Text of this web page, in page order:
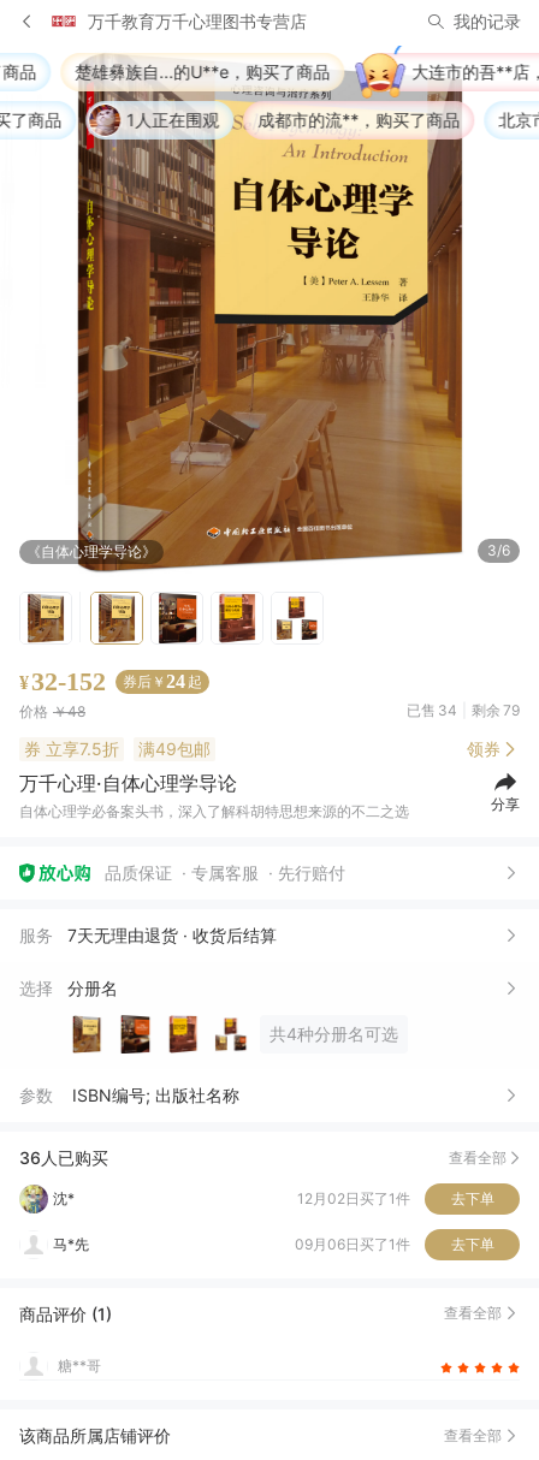
万千教育万千心理图书专营店 我的记录
在围观
...的U**e，购买了商品 大连市的吾**店，购买了商品
成都市的流**，购买了商品 北京市的W**o，购买了
4/6
《当代自体心理学》
¥32-152 券后￥ 24 起
价格 ￥48 已售 34 剩余 79
券 立享7.5折 满49包邮 领券
万千心理·自体心理学导论
自体心理学必备案头书，深入了解科胡特思想来源的不二之选 分享
品质保证 专属客服 先行赔付
服务 7天无理由退货 · 收货后结算
选择 分册名
共4种分册名可选
参数 ISBN编号; 出版社名称
36人已购买 查看全部
杨*
流*
次**开 去下单
沈* 12月02日买了1件 去下单
马*先 09月06日买了1件 去下单
商品评价 (1) 查看全部
糖**哥
该商品所属店铺评价 查看全部